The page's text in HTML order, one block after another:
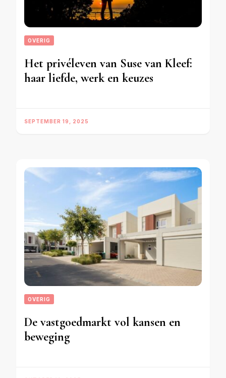
OVERIG
Het privéleven van Suse van Kleef:
haar liefde, werk en keuzes
SEPTEMBER 19, 2025
OVERIG
De vastgoedmarkt vol kansen en
beweging